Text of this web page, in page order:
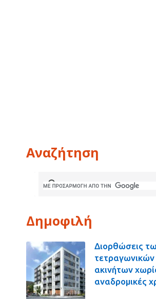
Αναζήτηση
Δημοφιλή
Διορθώσεις
ακινήτων
αναδρομικές